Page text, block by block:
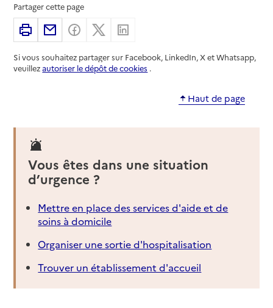
Partager cette page
ImprimerPartager par email
Partager sur Facebook
Partager sur X
Si vous souhaitez partager sur Facebook, LinkedIn, X et Whatsapp,
veuillezautoriser le dépôt de cookies .
Haut de page
Vous êtes dans une situation
d’urgence ?
Mettre en place des services d'aide et de
soins à domicile
Organiser une sortie d'hospitalisation
Trouver un établissement d'accueil